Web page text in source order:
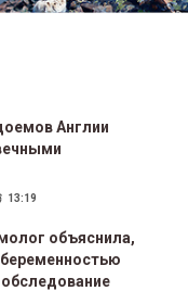
Англии
13:19
объяснила,